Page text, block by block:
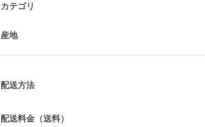
カテゴリ
産地
配送方法
配送料金（送料）